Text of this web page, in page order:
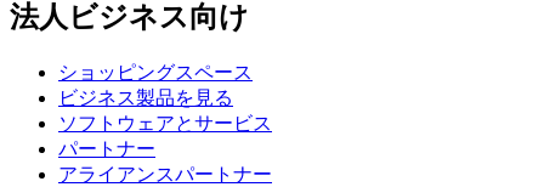
法人ビジネス向け
ショッピングスペース
ビジネス製品を見る
ソフトウェアとサービス
パートナー
アライアンスパートナー